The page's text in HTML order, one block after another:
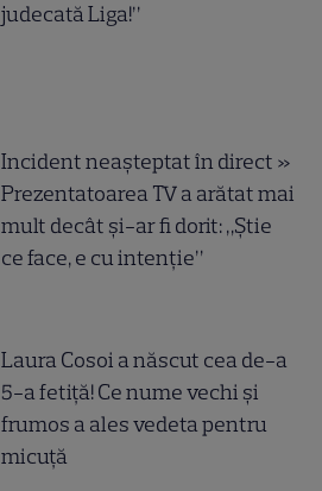
judecată Liga!”
Incident neașteptat în direct »
Prezentatoarea TV a arătat mai
mult decât și-ar fi dorit: „Știe
ce face, e cu intenție”
Laura Cosoi a născut cea de-a
5-a fetiță! Ce nume vechi și
frumos a ales vedeta pentru
micuță